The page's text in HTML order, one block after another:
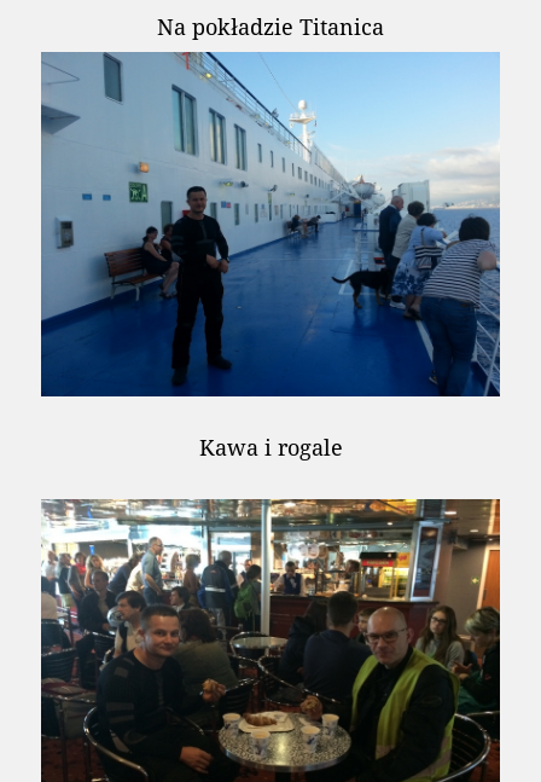
Na pokładzie Titanica
Kawa i rogale